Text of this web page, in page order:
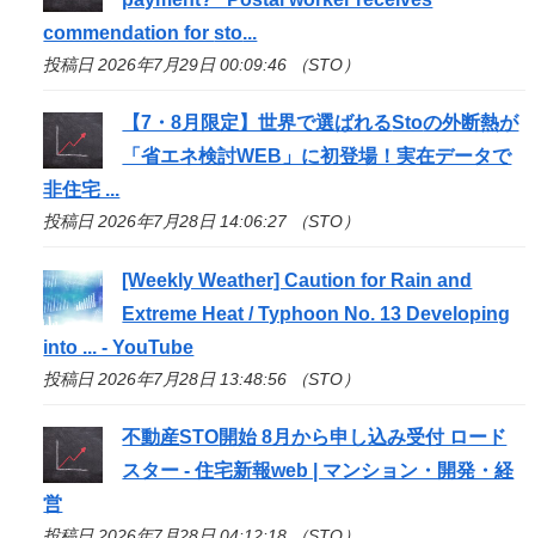
commendation forsto...
投稿日 2026年7月29日 00:09:46 （STO）
【7・8月限定】世界で選ばれるStoの外断熱が
「省エネ検討WEB」に初登場！実在データで
非住宅 ...
投稿日 2026年7月28日 14:06:27 （STO）
[Weekly Weather] Caution for Rain and
Extreme Heat / Typhoon No. 13 Developing
into ... - YouTube
投稿日 2026年7月28日 13:48:56 （STO）
不動産STO開始 8月から申し込み受付 ロード
スター - 住宅新報web | マンション・開発・経
営